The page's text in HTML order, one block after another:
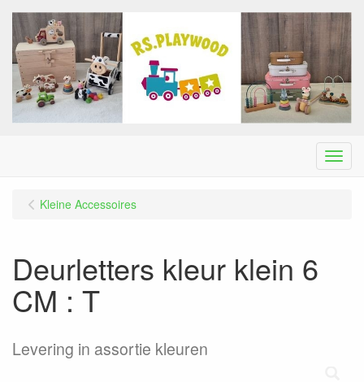
Menu
Kleine Accessoires
Deurletters kleur klein 6
CM : T
Levering in assortie kleuren